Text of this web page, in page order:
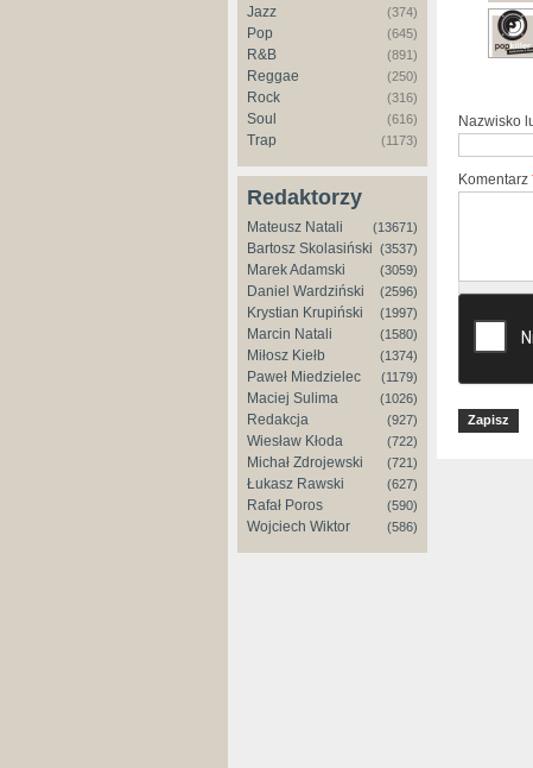
Jazz (374)
Pop (645)
R&B (891)
Reggae (250)
Rock (316)
Soul (616)
Trap (1173)
Redaktorzy
Mateusz Natali (13671)
Bartosz Skolasiński (3537)
Marek Adamski (3059)
Daniel Wardziński (2596)
Krystian Krupiński (1997)
Marcin Natali (1580)
Miłosz Kiełb (1374)
Paweł Miedzielec (1179)
Maciej Sulima (1026)
Redakcja (927)
Wiesław Kłoda (722)
Michał Zdrojewski (721)
Łukasz Rawski (627)
Rafał Poros (590)
Wojciech Wiktor (586)
Nazwisko
Komentarz